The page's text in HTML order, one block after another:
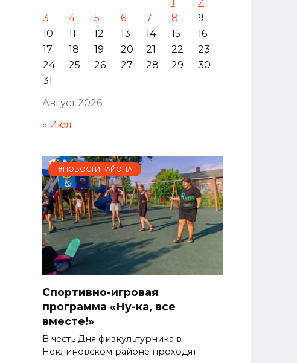
Август 2026
3
4 5 6 7 8
9
10
11 12 13 14 15
16
17
18 19 20 21 22
23
24
25 26 27 28 29
30
31
« Июл
#НОВОСТИ РАЙОНА
Спортивно-игровая
программа «Ну-ка, все
вместе!»
В честь Дня физкультурника в
Неклиновском районе проходят